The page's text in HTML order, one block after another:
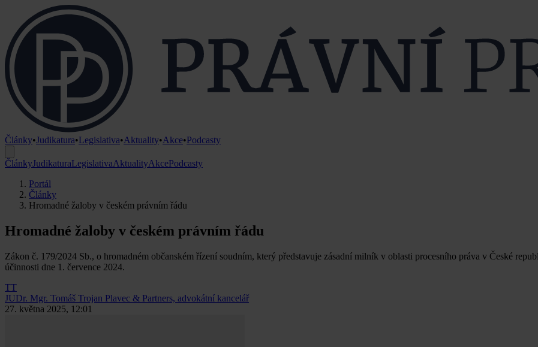
Články•Judikatura•Legislativa•Aktuality•Akce•Podcasty
ČlánkyJudikaturaLegislativaAktualityAkcePodcasty
Portál
Články
Hromadné žaloby v českém právním řádu
Hromadné žaloby v českém právním řádu
Zákon č. 179/2024 Sb., o hromadném občanském řízení soudním, který představuje zásadní milník v oblasti procesního práva v České
účinnosti dne 1. července 2024.
TT
JUDr. Mgr. Tomáš Trojan Plavec & Partners, advokátní kancelář
27. května 2025, 12:01